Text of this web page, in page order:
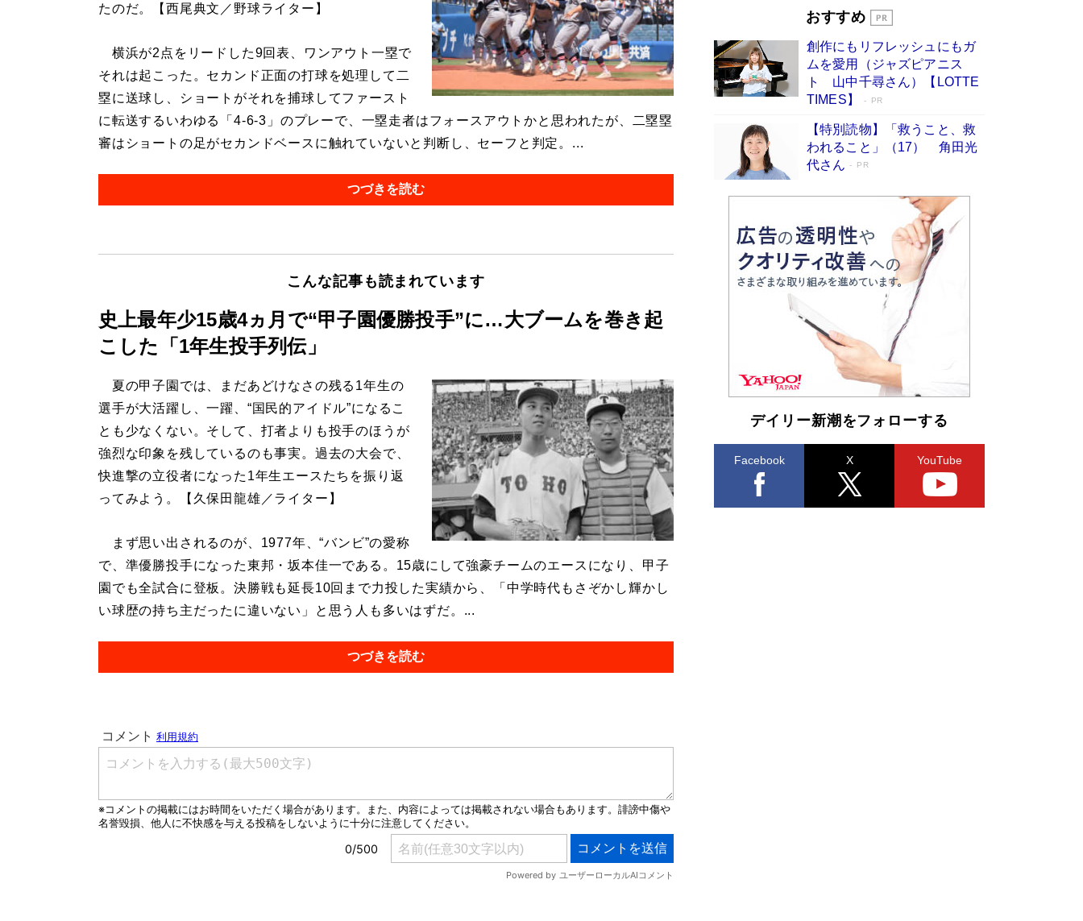
たのだ。【西尾典文／野球ライター】
横浜が2点をリードした9回表、ワンアウト一塁で
それは起こった。セカンド正面の打球を処理して二
塁に送球し、ショートがそれを捕球してファースト
に転送するいわゆる「4-6-3」のプレーで、一塁走者はフォースアウトかと思われたが、二塁塁
審はショートの足がセカンドベースに触れていないと判断し、セーフと判定。...
つづきを読む
こんな記事も読まれています
史上最年少15歳4ヵ月で“甲子園優勝投手”に…大ブームを巻き起
こした「1年生投手列伝」
夏の甲子園では、まだあどけなさの残る1年生の
選手が大活躍し、一躍、“国民的アイドル”になるこ
とも少なくない。そして、打者よりも投手のほうが
強烈な印象を残しているのも事実。過去の大会で、
快進撃の立役者になった1年生エースたちを振り返
ってみよう。【久保田龍雄／ライター】
まず思い出されるのが、1977年、“バンビ”の愛称
で、準優勝投手になった東邦・坂本佳一である。15歳にして強豪チームのエースになり、甲子
園でも全試合に登板。決勝戦も延長10回まで力投した実績から、「中学時代もさぞかし輝かし
い球歴の持ち主だったに違いない」と思う人も多いはずだ。...
つづきを読む
73歳でも働くしかない 「老後レス時代」
「なんで？ そんな馬鹿な……」90歳になった作
家・阿刀田高さんが、ひとり暮らしの生活を明か
す
Book Bang
グに『容疑者Xの献身』『白夜行』など代表作が
並ぶ［文庫ベストセラー］
Book Bang
和田秀樹の70代、80代向け新書がベスト3を独
「『火垂るの墓』は、大嘘である」原作者が抱き
続けた“自責の念”とは…「自己憐憫は描きたくな
い」監督が徹底的にこだわったこと（後編） #
戦争の記憶
Book Bang
おすすめ
創作にもリフレッシュにもガ
ムを愛用（ジャズピアニス
ト 山中千尋さん）【LOTTE
TIMES】
PR
【特別読物】「救うこと、救
われること」（17） 角田光
代さん
PR
デイリー新潮をフォローする
Facebook X YouTube